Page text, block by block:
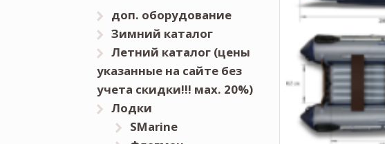
доп. оборудование
Зимний каталог
Летний каталог (цены
указанные на сайте без
учета скидки!!! мах. 20%)
Лодки
SMarine